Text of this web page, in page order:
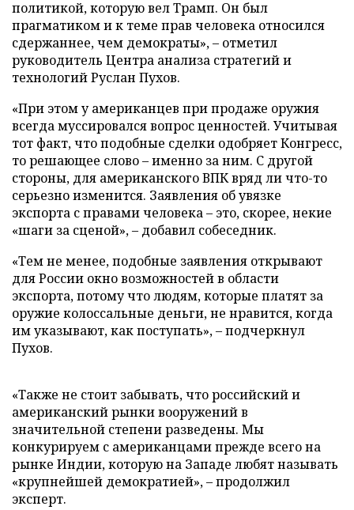
политикой, которую вел Трамп. Он был
прагматиком и к теме прав человека относился
сдержаннее, чем демократы», – отметил
руководитель Центра анализа стратегий и
технологий Руслан Пухов.
«При этом у американцев при продаже оружия
всегда муссировался вопрос ценностей. Учитывая
тот факт, что подобные сделки одобряет Конгресс,
то решающее слово – именно за ним. С другой
стороны, для американского ВПК вряд ли что-то
серьезно изменится. Заявления об увязке
экспорта с правами человека – это, скорее, некие
«шаги за сценой», – добавил собеседник.
«Тем не менее, подобные заявления открывают
для России окно возможностей в области
экспорта, потому что людям, которые платят за
оружие колоссальные деньги, не нравится, когда
им указывают, как поступать», – подчеркнул
Пухов.
«Также не стоит забывать, что российский и
американский рынки вооружений в
значительной степени разведены. Мы
конкурируем с американцами прежде всего на
рынке Индии, которую на Западе любят называть
«крупнейшей демократией», – продолжил
эксперт.